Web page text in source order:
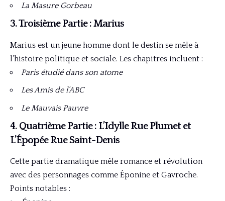
La Masure Gorbeau
3. Troisième Partie : Marius
Marius est un jeune homme dont le destin se mêle à
l’histoire politique et sociale. Les chapitres incluent :
Paris étudié dans son atome
Les Amis de l’ABC
Le Mauvais Pauvre
4. Quatrième Partie : L’Idylle Rue Plumet et
L’Épopée Rue Saint-Denis
Cette partie dramatique mêle romance et révolution
avec des personnages comme Éponine et Gavroche.
Points notables :